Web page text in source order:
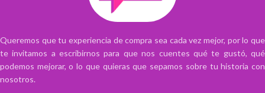
Queremos que tu experiencia de compra sea cada vez mejor, por lo que
te invitamos a escribirnos para que nos cuentes qué te gustó, qué
podemos mejorar, o lo que quieras que sepamos sobre tu historia con
nosotros.